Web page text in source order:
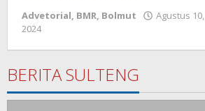
Advetorial, BMR, Bolmut
Agustus 10,
2024
BERITA SULTENG